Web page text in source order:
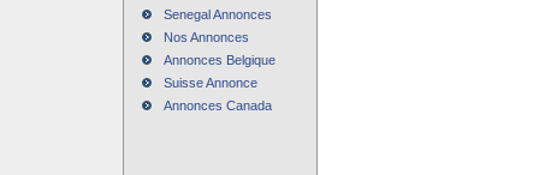
Senegal Annonces
Nos Annonces
Annonces Belgique
Suisse Annonce
Annonces Canada